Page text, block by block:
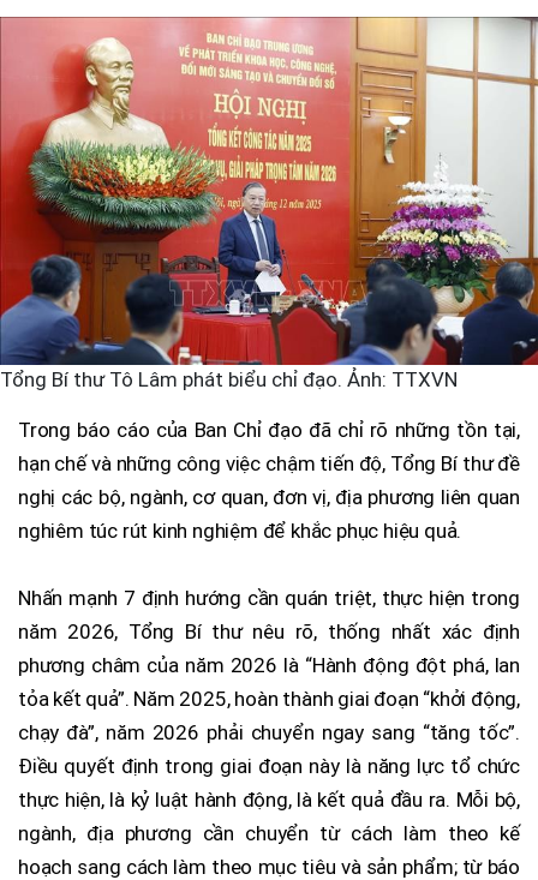
Tổng Bí thư Tô Lâm phát biểu chỉ đạo. Ảnh: TTXVN
Trong báo cáo của Ban Chỉ đạo đã chỉ rõ những tồn tại,
hạn chế và những công việc chậm tiến độ, Tổng Bí thư đề
nghị các bộ, ngành, cơ quan, đơn vị, địa phương liên quan
nghiêm túc rút kinh nghiệm để khắc phục hiệu quả.
Nhấn mạnh 7 định hướng cần quán triệt, thực hiện trong
năm 2026, Tổng Bí thư nêu rõ, thống nhất xác định
phương châm của năm 2026 là “Hành động đột phá, lan
tỏa kết quả”. Năm 2025, hoàn thành giai đoạn “khởi động,
chạy đà”, năm 2026 phải chuyển ngay sang “tăng tốc”.
Điều quyết định trong giai đoạn này là năng lực tổ chức
thực hiện, là kỷ luật hành động, là kết quả đầu ra. Mỗi bộ,
ngành, địa phương cần chuyển từ cách làm theo kế
hoạch sang cách làm theo mục tiêu và sản phẩm; từ báo